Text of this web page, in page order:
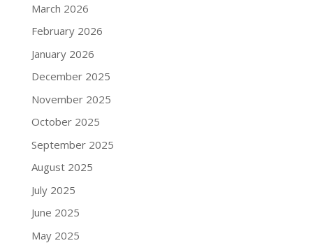
March 2026
February 2026
January 2026
December 2025
November 2025
October 2025
September 2025
August 2025
July 2025
June 2025
May 2025